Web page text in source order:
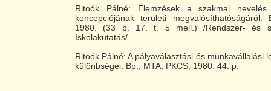
Ritoók Pálné: Elemzések a szakmai nevelés
koncepciójának területi megvalósíthatóságáról.
1980. (33 p. 17. t. 5 mell.) /Rendszer- és
Iskolakutatás/
Ritoók Pálné: A pályaválasztási és munkavállalási
különbségei. Bp., MTA, PKCS, 1980. 44. p.